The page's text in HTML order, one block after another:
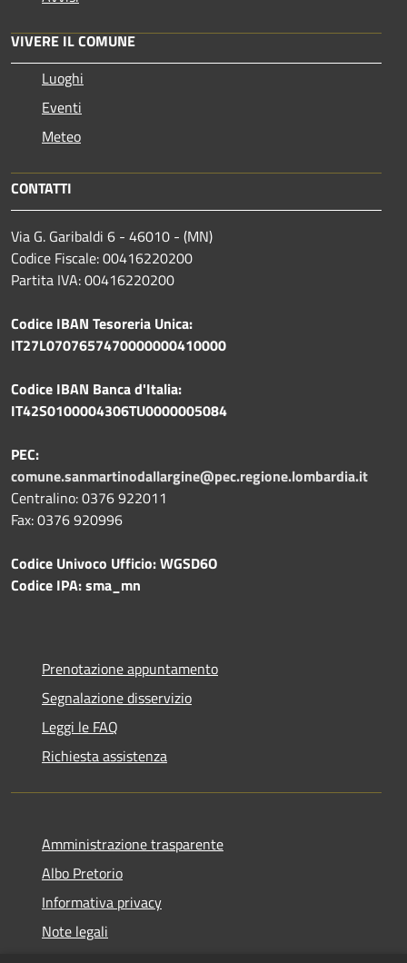
VIVERE IL COMUNE
Luoghi
Eventi
Meteo
CONTATTI
Via G. Garibaldi 6 - 46010 - (MN)
Codice Fiscale: 00416220200
Partita IVA: 00416220200
Codice IBAN Tesoreria Unica:
IT27L0707657470000000410000
Codice IBAN Banca d'Italia:
IT42S0100004306TU0000005084
PEC:
comune.sanmartinodallargine@pec.regione.lombardia.it
Centralino: 0376 922011
Fax: 0376 920996
Codice Univoco Ufficio: WGSD6O
Codice IPA: sma_mn
Prenotazione appuntamento
Segnalazione disservizio
Leggi le FAQ
Richiesta assistenza
Amministrazione trasparente
Albo Pretorio
Informativa privacy
Note legali